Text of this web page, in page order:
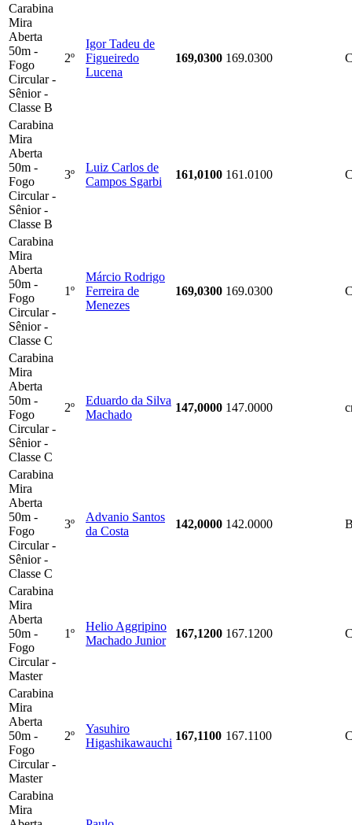
Carabina
Mira
Aberta
50m -
Fogo
Circular -
Sênior -
Classe B
2º
Igor Tadeu de
Figueiredo
Lucena
169,0300 169.0300
Carabina
Mira
Aberta
50m -
Fogo
Circular -
Sênior -
Classe B
3º
Luiz Carlos de
Campos Sgarbi
161,0100 161.0100
Carabina
Mira
Aberta
50m -
Fogo
Circular -
Sênior -
Classe C
1º
Márcio Rodrigo
Ferreira de
Menezes
169,0300 169.0300
Carabina
Mira
Aberta
50m -
Fogo
Circular -
Sênior -
Classe C
2º
Eduardo da Silva
Machado
147,0000 147.0000
Carabina
Mira
Aberta
50m -
Fogo
Circular -
Sênior -
Classe C
3º
Advanio Santos
da Costa
142,0000 142.0000
Carabina
Mira
Aberta
50m -
Fogo
Circular -
Master
1º
Helio Aggripino
Machado Junior
167,1200 167.1200
Carabina
Mira
Aberta
50m -
Fogo
Circular -
Master
2º
Yasuhiro
Higashikawauchi
167,1100 167.1100
Carabina
Mira